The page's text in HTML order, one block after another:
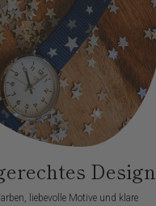
Design
liebevolle Motive und klare